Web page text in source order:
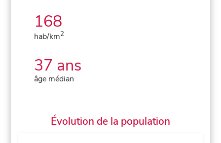
168
hab/km2
37 ans
âge médian
Évolution de la population